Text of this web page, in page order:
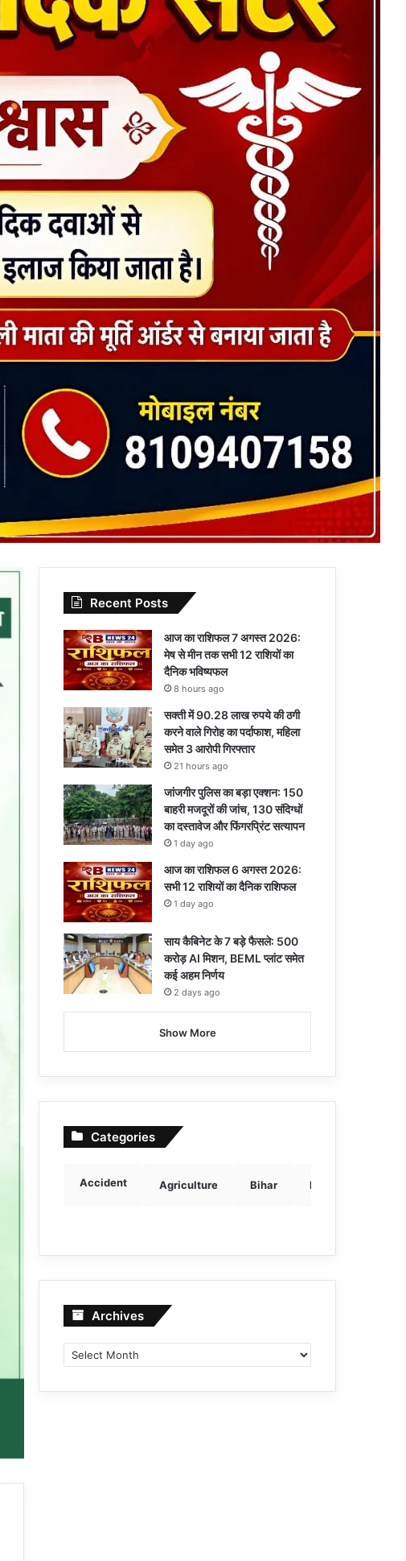
Recent Posts
आज का राशिफल 7 अगस्त 2026:
मेष से मीन तक सभी 12 राशियों का
दैनिक भविष्यफल
8 hours ago
सक्ती में 90.28 लाख रुपये की ठगी
करने वाले गिरोह का पर्दाफाश, महिला
समेत 3 आरोपी गिरफ्तार
21 hours ago
जांजगीर पुलिस का बड़ा एक्शन: 150
बाहरी मजदूरों की जांच, 130 संदिग्धों
का दस्तावेज और फिंगरप्रिंट सत्यापन
1 day ago
आज का राशिफल 6 अगस्त 2026:
सभी 12 राशियों का दैनिक राशिफल
1 day ago
साय कैबिनेट के 7 बड़े फैसले: 500
करोड़ AI मिशन, BEML प्लांट समेत
कई अहम निर्णय
2 days ago
Show More
Categories
Accident Agriculture Bihar Breaking news
Archives Archives